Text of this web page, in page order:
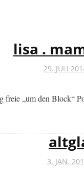
lisa .
29. JULI
„um den
3. JAN.